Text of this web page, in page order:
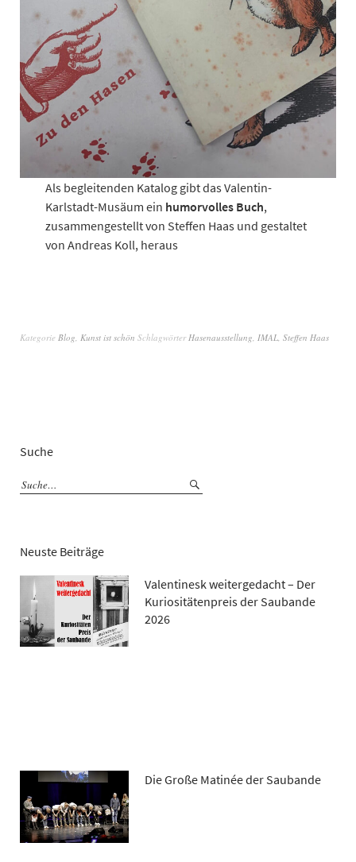
Als begleitenden Katalog gibt das Valentin-
Karlstadt-Musäum ein humorvolles Buch,
zusammengestellt von Steffen Haas und gestaltet
von Andreas Koll, heraus
Kategorie Blog Kunst ist schön Schlagwörter Hasenausstellung IMAL Steffen Haas
Suche
Neuste Beiträge
Valentinesk weitergedacht – Der
Kuriositätenpreis der Saubande
2026
Die Große Matinée der Saubande